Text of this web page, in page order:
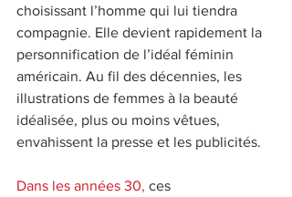
choisissant l’homme qui lui tiendra
compagnie. Elle devient rapidement la
personnification de l’idéal féminin
américain. Au fil des décennies, les
illustrations de femmes à la beauté
idéalisée, plus ou moins vêtues,
envahissent la presse et les publicités.
Dans les années 30, ces